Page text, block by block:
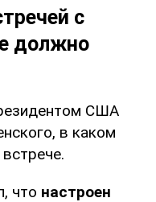
с
должно
США
в каком
что настроен